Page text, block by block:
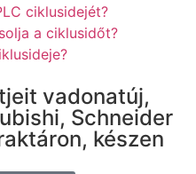
ciklusidejét?
a ciklusidőt?
vadonatúj,
Schneider
készen